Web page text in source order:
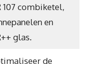
107 combiketel,
en
glas.
de